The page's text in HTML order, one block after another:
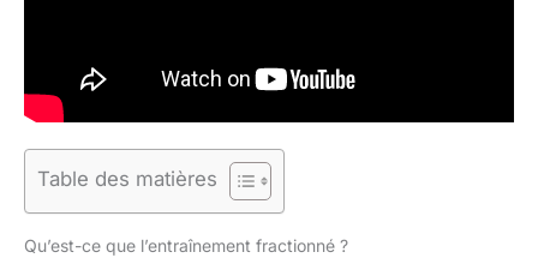
Table des matières
Qu’est-ce que l’entraînement fractionné ?